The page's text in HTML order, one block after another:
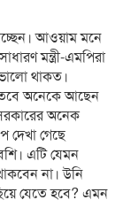
আওয়াম মনে
মন্ত্রী-এমপিরা
থাকত।
তবে অনেকে আছেন
অনেক
দেখা গেছে
এটি যেমন
না। উনি
যেতে হবে? এমন